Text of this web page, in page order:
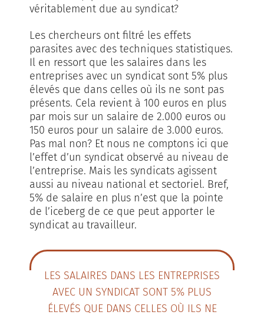
véritablement due au syndicat?
Les chercheurs ont filtré les effets
parasites avec des techniques statistiques.
Il en ressort que les salaires dans les
entreprises avec un syndicat sont 5% plus
élevés que dans celles où ils ne sont pas
présents. Cela revient à 100 euros en plus
par mois sur un salaire de 2.000 euros ou
150 euros pour un salaire de 3.000 euros.
Pas mal non? Et nous ne comptons ici que
l’effet d’un syndicat observé au niveau de
l’entreprise. Mais les syndicats agissent
aussi au niveau national et sectoriel. Bref,
5% de salaire en plus n’est que la pointe
de l’iceberg de ce que peut apporter le
syndicat au travailleur.
LES SALAIRES DANS LES ENTREPRISES
AVEC UN SYNDICAT SONT 5% PLUS
ÉLEVÉS QUE DANS CELLES OÙ ILS NE